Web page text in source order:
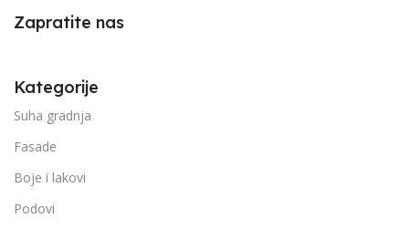
Zapratite nas
Kategorije
Suha gradnja
Fasade
Boje i lakovi
Podovi